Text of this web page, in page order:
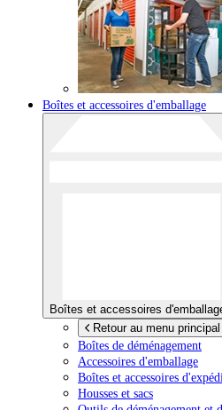
Boîtes et accessoires d'emballage
Boîtes et accessoires
Retour au menu principal
Boîtes de déménagement
Accessoires d'emballage
Boîtes et accessoires
Housses et sacs